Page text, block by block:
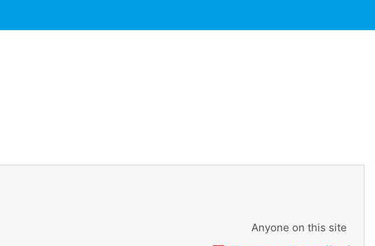
Anyone on this site